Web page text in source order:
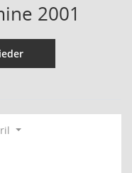
2001